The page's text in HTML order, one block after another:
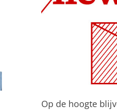
Op de hoogte